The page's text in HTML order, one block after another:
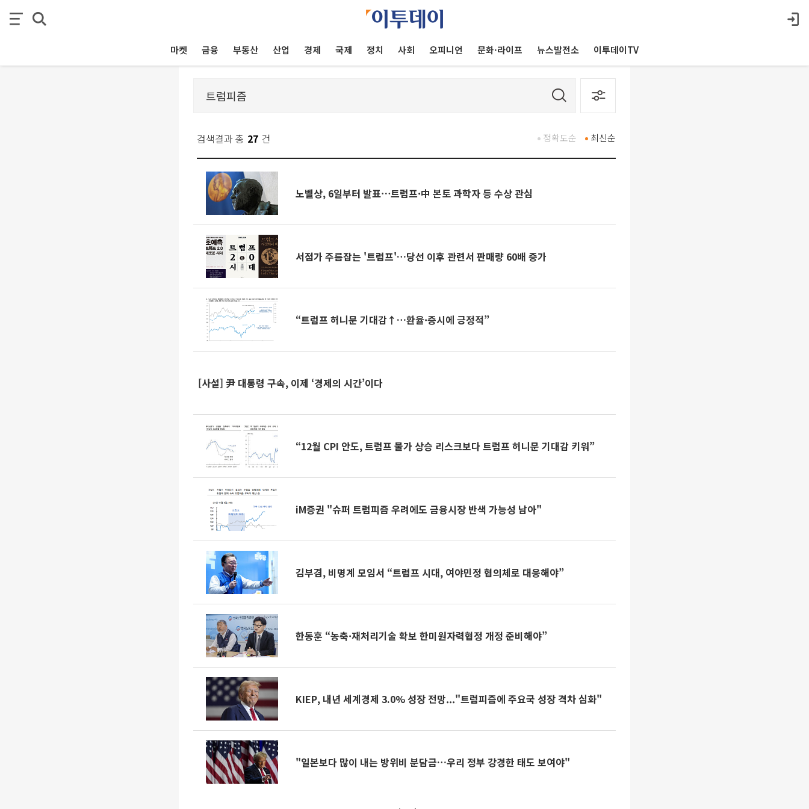
마켓 금융 부동산 산업 경제 국제 정치 사회 오피니언 문화·라이프 뉴스발전소 이투데이TV
검색결과 총 27 건 최신순
정확도순
노벨상, 6일부터 발표⋯트럼프·中 본토 과학자 등 수상 관심
서점가 주름잡는 '트럼프'…당선 이후 관련서 판매량 60배 증가
“트럼프 허니문 기대감↑…환율·증시에 긍정적”
[사설] 尹 대통령 구속, 이제 ‘경제의 시간’이다
“12월 CPI 안도, 트럼프 물가 상승 리스크보다 트럼프 허니문 기대감 키워”
iM증권 "슈퍼 트럼피즘 우려에도 금융시장 반색 가능성 남아"
김부겸, 비명계 모임서 “트럼프 시대, 여야민정 협의체로 대응해야”
한동훈 “농축·재처리기술 확보 한미원자력협정 개정 준비해야”
KIEP, 내년 세계경제 3.0% 성장 전망..."트럼피즘에 주요국 성장 격차 심화"
"일본보다 많이 내는 방위비 분담금…우리 정부 강경한 태도 보여야"